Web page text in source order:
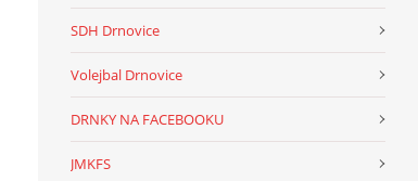
SDH Drnovice
Volejbal Drnovice
DRNKY NA FACEBOOKU
JMKFS